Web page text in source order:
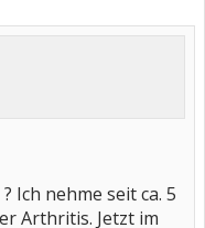
Ich nehme seit ca. 5
Arthritis. Jetzt im